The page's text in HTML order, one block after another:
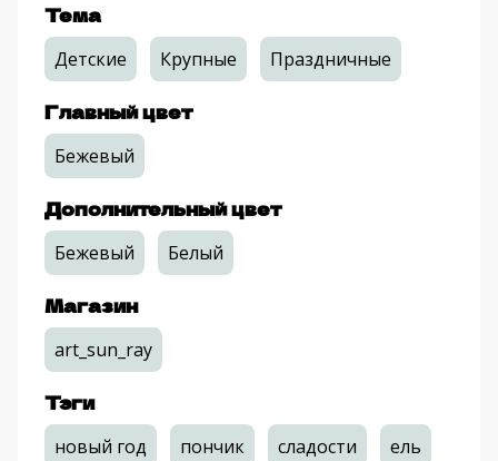
Тема
Детские Крупные Праздничные
Главный цвет
Бежевый
Дополнительный цвет
Бежевый Белый
Магазин
art_sun_ray
Тэги
новый год пончик сладости ель